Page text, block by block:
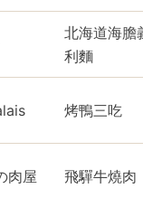
北海道海膽
利麵
烤鴨三吃
肉屋 飛驒牛燒肉